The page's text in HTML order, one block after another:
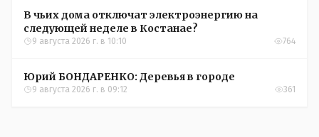
В чьих дома отключат электроэнергию на
следующей неделе в Костанае?
9 августа 2026 г. в 10:10 764
Юрий БОНДАРЕНКО: Деревья в городе
9 августа 2026 г. в 09:12 361